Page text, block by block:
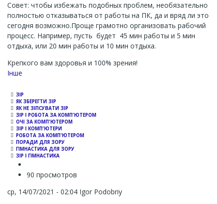
Совет: чтобы избежать подобных проблем, необязательно
полностью отказываться от работы на ПК, да и вряд ли это
сегодня возможно.Проще грамотно организовать рабочий
процесс. Например, пусть будет 45 мин работы и 5 мин
отдыха, или 20 мин работы и 10 мин отдыха.
Крепкого вам здоровья и 100% зрения!
Channel
Інше
ЗІР
ЯК ЗБЕРЕГТИ ЗІР
ЯК НЕ ЗІПСУВАТИ ЗІР
ЗІР І РОБОТА ЗА КОМП'ЮТЕРОМ
ОЧІ ЗА КОМП'ЮТЕРОМ
ЗІР І КОМП'ЮТЕРИ
РОБОТА ЗА КОМП'ЮТЕРОМ
ПОРАДИ ДЛЯ ЗОРУ
ГІМНАСТИКА ДЛЯ ЗОРУ
ЗІР І ГІМНАСТИКА
90 просмотров
ср, 14/07/2021 - 02:04 Igor Podobriy